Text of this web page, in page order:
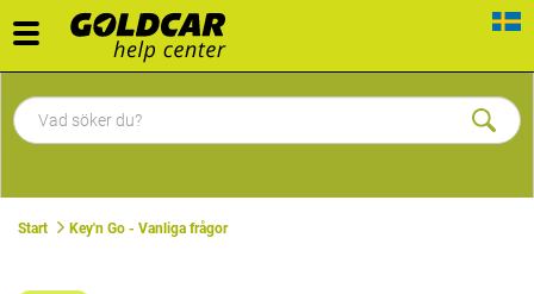
Toggle
navigation
Start Key'n Go - Vanliga frågor